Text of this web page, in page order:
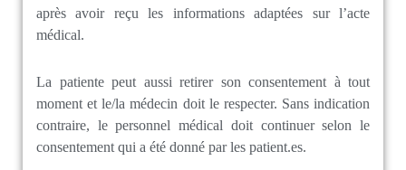
après avoir reçu les informations adaptées sur l’acte
médical.
La patiente peut aussi retirer son consentement à tout
moment et le/la médecin doit le respecter. Sans indication
contraire, le personnel médical doit continuer selon le
consentement qui a été donné par les patient.es.